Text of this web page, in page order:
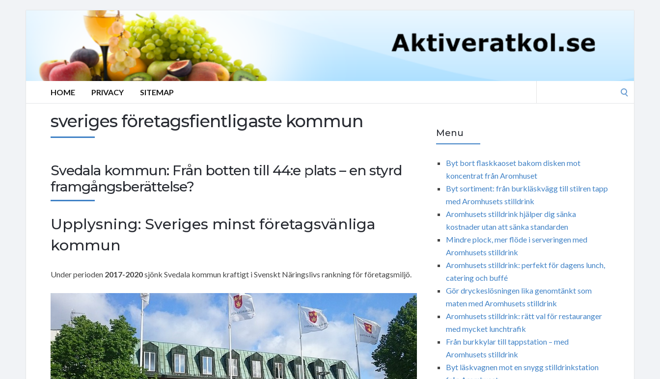
HOME PRIVACY SITEMAP
sveriges företagsfientligaste kommun
Svedala kommun: Från botten till 44:e plats – en styrd
framgångsberättelse?
Upplysning: Sveriges minst företagsvänliga
kommun
Under perioden 2017-2020sjönk Svedala kommun kraftigt i Svenskt Näringslivs rankning för företagsmiljö.
Menu
Byt bort flaskkaoset bakom disken mot
koncentrat från Aromhuset
Byt sortiment: från burkläskvägg till stilren tapp
med Aromhusets stilldrink
Aromhusets stilldrink hjälper dig sänka
kostnader utan att sänka standarden
Mindre plock, mer flöde i serveringen med
Aromhusets stilldrink
Aromhusets stilldrink: perfekt för dagens lunch,
catering och buffé
Gör dryckeslösningen lika genomtänkt som
maten med Aromhusets stilldrink
Aromhusets stilldrink: rätt val för restauranger
med mycket lunchtrafik
Från burkkylar till tappstation – med
Aromhusets stilldrink
Byt läskvagnen mot en snygg stilldrinkstation